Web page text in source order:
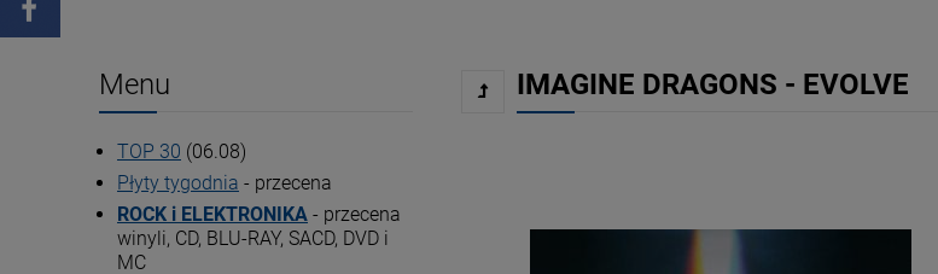
Menu
TOP 30 (06.08)
Płyty tygodnia - przecena
ROCK i ELEKTRONIKA - przecena
winyli, CD, BLU-RAY, SACD, DVD i
MC
IMAGINE DRAGONS - EVOLVE